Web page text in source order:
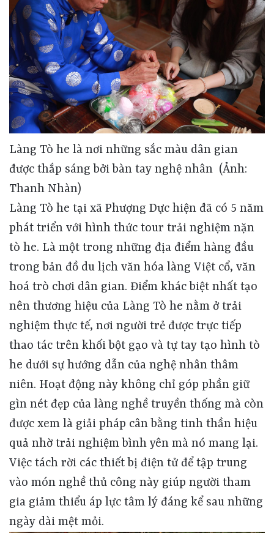
Làng Tò he là nơi những sắc màu dân gian
được thắp sáng bởi bàn tay nghệ nhân (Ảnh:
Thanh Nhàn)
Làng Tò he tại xã Phượng Dực hiện đã có 5 năm phát triển với hình thức tour trải nghiệm nặn tò he. Là một trong những địa điểm hàng đầu trong bản đồ du lịch văn hóa làng Việt cổ, văn hoá trò chơi dân gian. Điểm khác biệt nhất tạo nên thương hiệu của Làng Tò he nằm ở trải nghiệm thực tế, nơi người trẻ được trực tiếp thao tác trên khối bột gạo và tự tay tạo hình tò he dưới sự hướng dẫn của nghệ nhân thâm niên. Hoạt động này không chỉ góp phần giữ gìn nét đẹp của làng nghề truyền thống mà còn được xem là